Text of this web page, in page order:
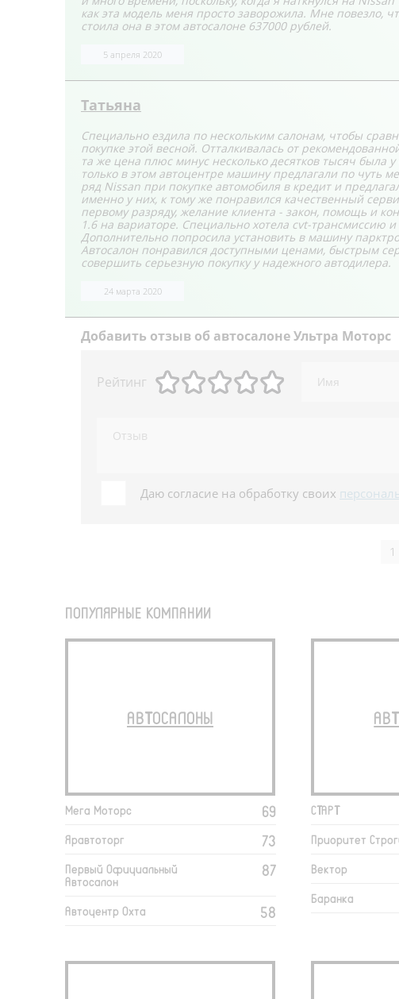
как эта модель меня просто заворожила. Мне повезло,
стоила она в этом автосалоне 637000 рублей.
5 апреля 2020
Татьяна
Специально ездила по нескольким салонам, чтобы
покупке этой весной. Отталкивалась от
та же цена плюс минус несколько десятков тысяч была
только в этом автоцентре машину предлагали по чуть
ряд Nissan при покупке автомобиля в кредит и
именно у них, к тому же понравился качественный
первому разряду, желание клиента - закон, помощь и
1.6 на вариаторе. Специально хотела сvt-трансмиссию
Дополнительно попросила установить в машину
Автосалон понравился доступными ценами, быстрым
совершить серьезную покупку у надежного автодилера.
24 марта 2020
Добавить отзыв об автосалоне Ультра Моторс
Рейтинг
Даю согласие на обработку своих
1
ПОПУЛЯРНЫЕ КОМПАНИИ
АВТОСАЛОНЫ
69
Мега Моторс
73
Яравтоторг
87
Первый Официальный
Автосалон
58
Автоцентр Охта
СТАРТ
Приоритет
Вектор
Баранка